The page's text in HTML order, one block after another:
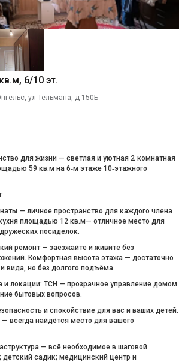
6/10 эт.
ул Тельмана, д 150Б
для жизни — светлая и уютная 2‑комнатная
59 кв.м на 6‑м этаже 10‑этажного
— личное пространство для каждого члена
площадью 12 кв.м— отличное место для
посиделок.
ремонт — заезжайте и живите без
Комфортная высота этажа — достаточно
вида, но без долгого подъёма.
локации: ТСН — прозрачное управление домом
бытовых вопросов.
и спокойствие для вас и ваших детей.
всегда найдётся место для вашего
— всё необходимое в шаговой
детский садик; медицинский центр и